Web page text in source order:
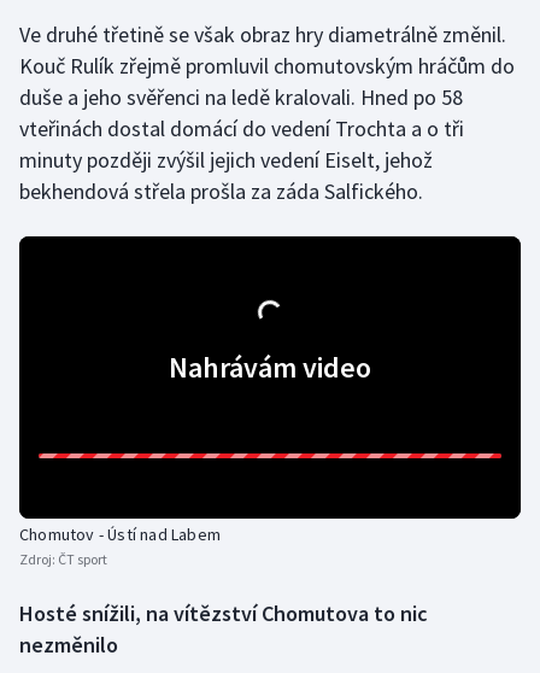
Lezení
Lyže a snowboard
Moderní pětiboj
Motorsport
Ragby
Rychlostní kanoistika
Ve druhé třetině se však obraz hry diametrálně změnil.
Kouč Rulík zřejmě promluvil chomutovským hráčům do
duše a jeho svěřenci na ledě kralovali. Hned po 58
vteřinách dostal domácí do vedení Trochta a o tři
minuty později zvýšil jejich vedení Eiselt, jehož
bekhendová střela prošla za záda Salfického.
Nahrávám video
Chomutov - Ústí nad Labem
Zdroj: ČT sport
Hosté snížili, na vítězství Chomutova to nic
nezměnilo